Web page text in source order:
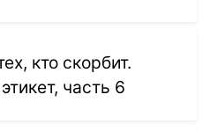
кто скорбит.
часть 6